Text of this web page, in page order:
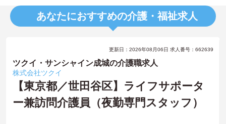
あなたにおすすめの介護・福祉求人
更新日：2026年08月06日 求人番号：662639
ツクイ・サンシャイン成城の介護職求人
株式会社ツクイ
【東京都／世田谷区】ライフサポータ
ー兼訪問介護員（夜勤専門スタッフ）